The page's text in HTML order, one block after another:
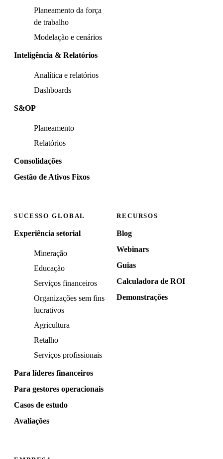
Planeamento da força
de trabalho
Modelação e cenários
Inteligência & Relatórios
Analítica e relatórios
Dashboards
S&OP
Planeamento
Relatórios
Consolidações
Gestão de Ativos Fixos
SUCESSO GLOBAL
Experiência setorial
Mineração
Educação
Serviços financeiros
Organizações sem fins
lucrativos
Agricultura
Retalho
Serviços profissionais
Para líderes financeiros
Para gestores operacionais
Casos de estudo
Avaliações
RECURSOS
Blog
Webinars
Guias
Calculadora de ROI
Demonstrações